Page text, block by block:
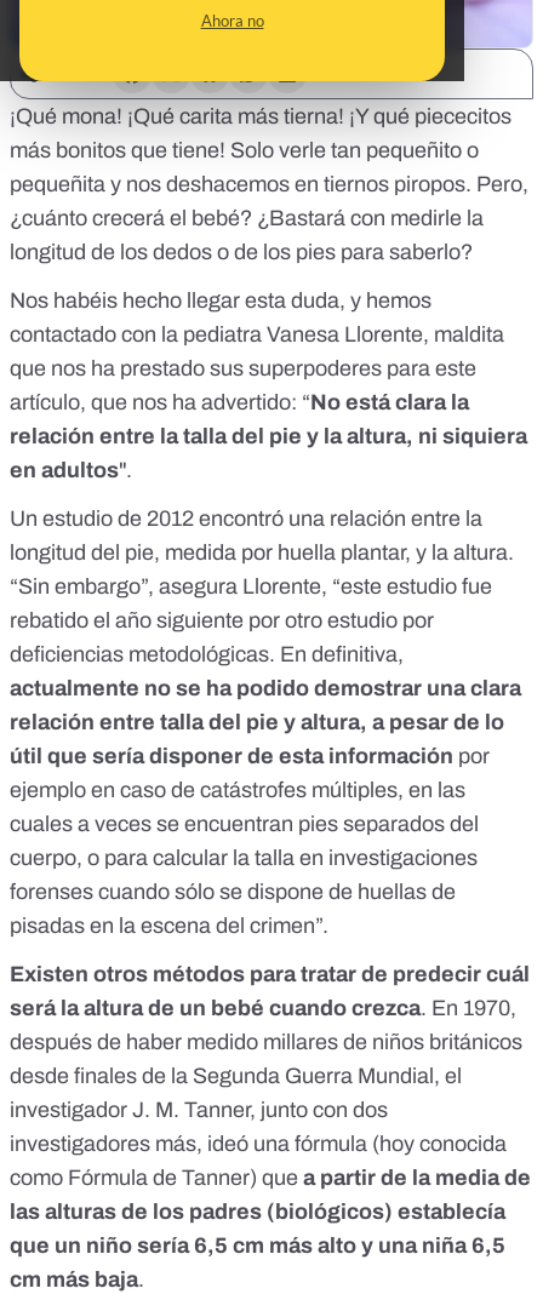
Ahora no
¡Qué mona! ¡Qué carita más tierna! ¡Y qué piececitos
más bonitos que tiene! Solo verle tan pequeñito o
pequeñita y nos deshacemos en tiernos piropos. Pero,
¿cuánto crecerá el bebé? ¿Bastará con medirle la
longitud de los dedos o de los pies para saberlo?
Nos habéis hecho llegar esta duda, y hemos
contactado con la pediatra Vanesa Llorente, maldita
que nos ha prestado sus superpoderes para este
artículo, que nos ha advertido: “No está clara la
relación entre la talla del pie y la altura, ni siquiera
en adultos".
Un estudio de 2012 encontró una relación entre la
longitud del pie, medida por huella plantar, y la altura.
“Sin embargo”, asegura Llorente, “este estudio fue
rebatido el año siguiente por otro estudio por
deficiencias metodológicas. En definitiva,
actualmente no se ha podido demostrar una clara
relación entre talla del pie y altura, a pesar de lo
útil que sería disponer de esta información por
ejemplo en caso de catástrofes múltiples, en las
cuales a veces se encuentran pies separados del
cuerpo, o para calcular la talla en investigaciones
forenses cuando sólo se dispone de huellas de
pisadas en la escena del crimen”.
Existen otros métodos para tratar de predecir cuál
será la altura de un bebé cuando crezca. En 1970,
después de haber medido millares de niños británicos
desde finales de la Segunda Guerra Mundial, el
investigador J. M. Tanner, junto con dos
investigadores más, ideó una fórmula (hoy conocida
como Fórmula de Tanner) que a partir de la media de
las alturas de los padres (biológicos) establecía
que un niño sería 6,5 cm más alto y una niña 6,5
cm más baja.